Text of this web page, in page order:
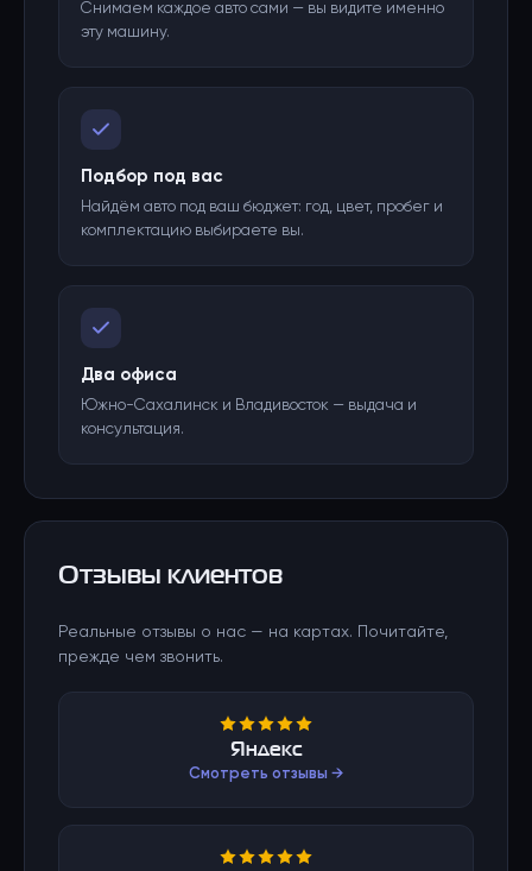
Снимаем каждое авто сами — вы видите именно
эту машину.
Подбор под вас
Найдём авто под ваш бюджет: год, цвет, пробег и
комплектацию выбираете вы.
Два офиса
Южно-Сахалинск и Владивосток — выдача и
консультация.
Отзывы клиентов
Реальные отзывы о нас — на картах. Почитайте,
прежде чем звонить.
Яндекс
Смотреть отзывы →